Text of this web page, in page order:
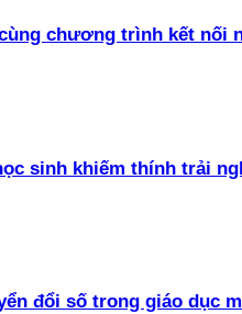
chương trình kết nối
sinh khiếm thính trải
đổi số trong giáo dục